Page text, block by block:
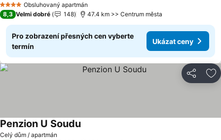
4 Počet hvězdiček
Obsluhovaný apartmán
8,3 Velmi dobré 148 47.4 km >> Centrum města
Pro zobrazení přesných cen vyberte
termín
Ukázat ceny
Sdílet
Celý dům / apartmán
Penzion U Soudu